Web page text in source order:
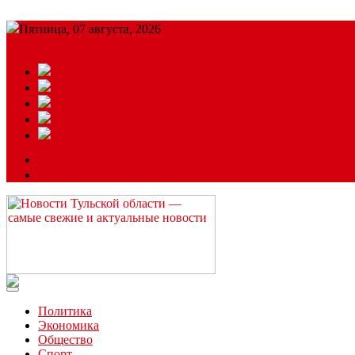
Пятница, 07 августа, 2026
Читайте последние новости дня в Тульской области на сайте
Политика
Экономика
Общество